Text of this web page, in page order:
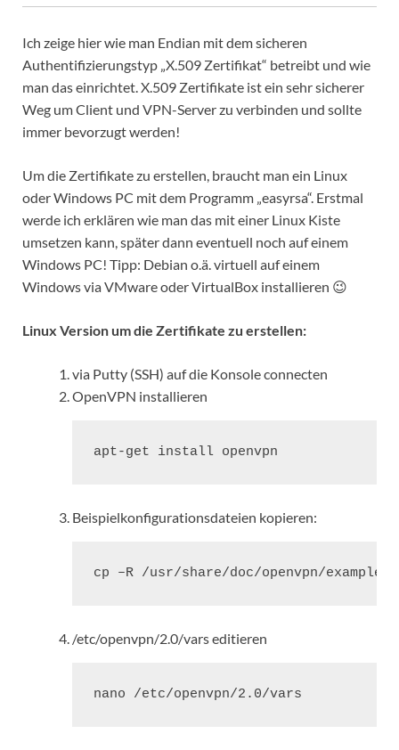
Ich zeige hier wie man Endian mit dem sicheren
Authentifizierungstyp „X.509 Zertifikat“ betreibt und wie
man das einrichtet. X.509 Zertifikate ist ein sehr sicherer
Weg um Client und VPN-Server zu verbinden und sollte
immer bevorzugt werden!
Um die Zertifikate zu erstellen, braucht man ein Linux
oder Windows PC mit dem Programm „easyrsa“. Erstmal
werde ich erklären wie man das mit einer Linux Kiste
umsetzen kann, später dann eventuell noch auf einem
Windows PC! Tipp: Debian o.ä. virtuell auf einem
Windows via VMware oder VirtualBox installieren 😉
Linux Version um die Zertifikate zu erstellen:
via Putty (SSH) auf die Konsole connecten
OpenVPN installieren
apt-get install openvpn
Beispielkonfigurationsdateien kopieren:
cp –R /usr/share/doc/openvpn/
/etc/openvpn/2.0/vars editieren
nano /etc/openvpn/2.0/vars